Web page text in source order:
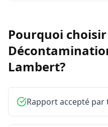
Pourquoi
Lambert?
Rapport accepté par